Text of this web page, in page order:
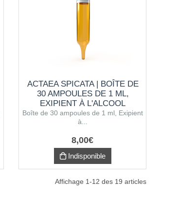
ACTAEA SPICATA | BOÎTE DE
30 AMPOULES DE 1 ML,
EXIPIENT À L'ALCOOL
Boîte de 30 ampoules de 1 ml, Exipient
à...
8,00€
Indisponible
Affichage 1-12 des 19 articles